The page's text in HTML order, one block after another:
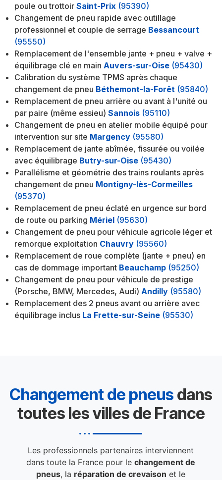
poule ou trottoir Saint-Prix (95390)
Changement de pneu rapide avec outillage
professionnel et couple de serrage Bessancourt
(95550)
Remplacement de l'ensemble jante + pneu + valve +
équilibrage clé en main Auvers-sur-Oise (95430)
Calibration du système TPMS après chaque
changement de pneu Béthemont-la-Forêt (95840)
Remplacement de pneu arrière ou avant à l'unité ou
par paire (même essieu) Sannois (95110)
Changement de pneu en atelier mobile équipé pour
intervention sur site Margency (95580)
Remplacement de jante abîmée, fissurée ou voilée
avec équilibrage Butry-sur-Oise (95430)
Parallélisme et géométrie des trains roulants après
changement de pneu Montigny-lès-Cormeilles
(95370)
Remplacement de pneu éclaté en urgence sur bord
de route ou parking Mériel (95630)
Changement de pneu pour véhicule agricole léger et
remorque exploitation Chauvry (95560)
Remplacement de roue complète (jante + pneu) en
cas de dommage important Beauchamp (95250)
Changement de pneu pour véhicule de prestige
(Porsche, BMW, Mercedes, Audi) Andilly (95580)
Remplacement des 2 pneus avant ou arrière avec
équilibrage inclus La Frette-sur-Seine (95530)
Changement de pneus dans
toutes les villes de France
Les professionnels partenaires interviennent
dans toute la France pour lechangement de
pneus, la réparation de crevaison et le